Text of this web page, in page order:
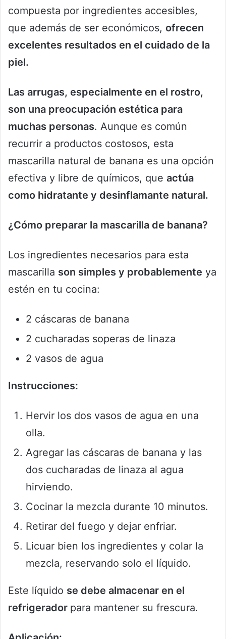
compuesta por ingredientes accesibles,
que además de ser económicos, ofrecen
excelentes resultados en el cuidado de la
piel.
Las arrugas, especialmente en el rostro,
son una preocupación estética para
muchas personas. Aunque es común
recurrir a productos costosos, esta
mascarilla natural de banana es una opción
efectiva y libre de químicos, que actúa
como hidratante y desinflamante natural.
¿Cómo preparar la mascarilla de banana?
Los ingredientes necesarios para esta
mascarilla son simples y probablemente ya
estén en tu cocina:
2 cáscaras de banana
2 cucharadas soperas de linaza
2 vasos de agua
Instrucciones:
Hervir los dos vasos de agua en una
olla.
Agregar las cáscaras de banana y las
dos cucharadas de linaza al agua
hirviendo.
Cocinar la mezcla durante 10 minutos.
Retirar del fuego y dejar enfriar.
Licuar bien los ingredientes y colar la
mezcla, reservando solo el líquido.
Este líquido se debe almacenar en el
refrigerador para mantener su frescura.